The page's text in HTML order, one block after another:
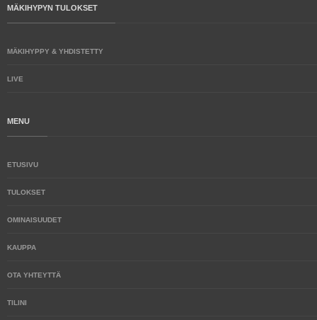
MÄKIHYPYN TULOKSET
MÄKIHYPPY & YHDISTETTY
LIVE
MENU
ETUSIVU
TULOKSET
OMINAISUUDET
KAUPPA
OTA YHTEYTTÄ
TILINI